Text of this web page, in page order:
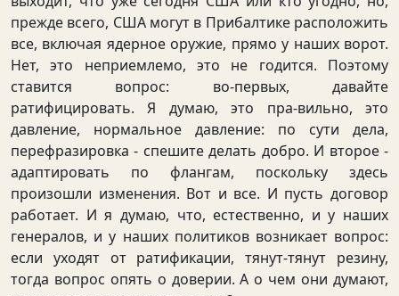
прежде всего, США могут в Прибалтике расположить
все, включая ядерное оружие, прямо у наших ворот.
Нет, это неприемлемо, это не годится. Поэтому
ставится вопрос: во-первых, давайте
ратифицировать. Я думаю, это пра-вильно, это
давление, нормальное давление: по сути дела,
перефразировка - спешите делать добро. И второе -
адаптировать по флангам, поскольку здесь
произошли изменения. Вот и все. И пусть договор
работает. И я думаю, что, естественно, и у наших
генералов, и у наших политиков возникает вопрос:
если уходят от ратификации, тянут-тянут резину,
тогда вопрос опять о доверии. А о чем они думают,